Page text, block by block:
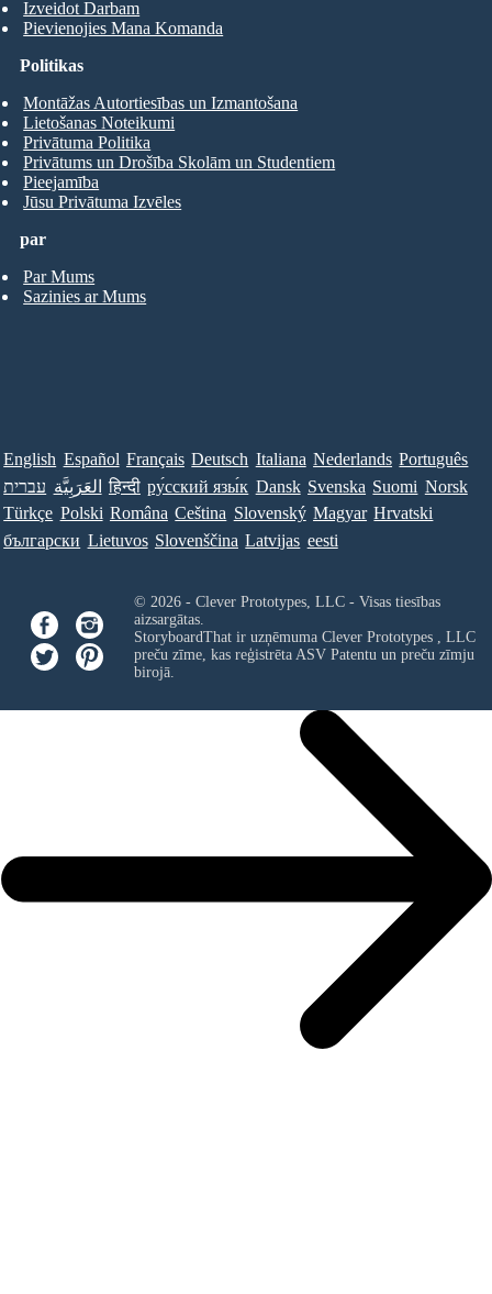
Izveidot Darbam
Pievienojies Mana Komanda
par
Par Mums
Sazinies ar Mums
Politikas
Montāžas Autortiesības un Izmantošana
Lietošanas Noteikumi
Privātuma Politika
Privātums un Drošība Skolām un Studentiem
Pieejamība
Jūsu Privātuma Izvēles
English Español Français Deutsch Italiana Nederlands Português
עברית العَرَبِيَّة हिन्दी ру́сский язы́к Dansk Svenska Suomi Norsk
Türkçe Polski Româna Ceština Slovenský Magyar Hrvatski
български Lietuvos Slovenščina Latvijas eesti
© 2026 - Clever Prototypes, LLC - Visas tiesības
aizsargātas.
StoryboardThat ir uzņēmuma Clever Prototypes , LLC
preču zīme, kas reģistrēta ASV Patentu un preču zīmju
birojā.